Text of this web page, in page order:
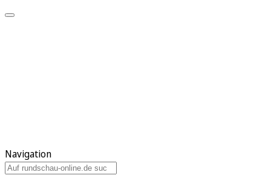
Navigation